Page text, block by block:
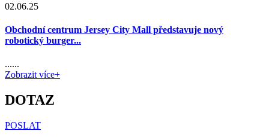
02.06.25
Obchodní centrum Jersey City Mall představuje nový
robotický burger...
......
Zobrazit více+
DOTAZ
POSLAT